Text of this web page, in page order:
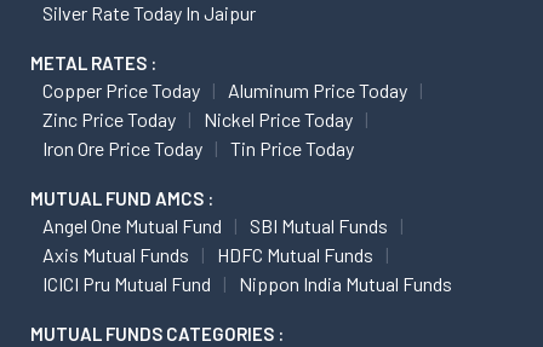
Silver Rate Today In Jaipur
METAL RATES :
Copper Price Today
Aluminum Price Today
Zinc Price Today
Nickel Price Today
Iron Ore Price Today
Tin Price Today
MUTUAL FUND AMCS :
Angel One Mutual Fund
SBI Mutual Funds
Axis Mutual Funds
HDFC Mutual Funds
ICICI Pru Mutual Fund
Nippon India Mutual Funds
MUTUAL FUNDS CATEGORIES :